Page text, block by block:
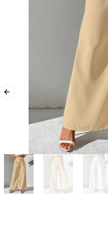
Previous slide